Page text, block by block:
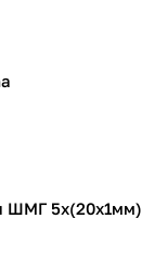
ШМГ 5x(20x1мм)